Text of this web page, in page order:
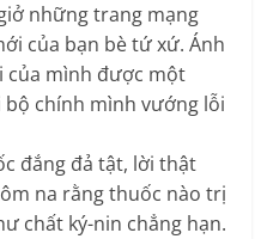
những trang mạng
của bạn bè tứ xứ. Ánh
của mình được một
chính mình vướng lỗi
đắng đả tật, lời thật
na rằng thuốc nào trị
chất ký-nin chẳng hạn.